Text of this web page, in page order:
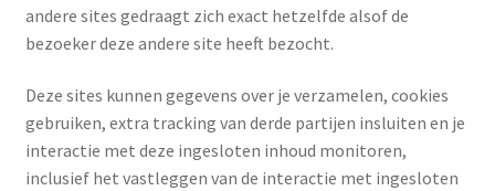
andere sites gedraagt zich exact hetzelfde alsof de
bezoeker deze andere site heeft bezocht.
Deze sites kunnen gegevens over je verzamelen, cookies
gebruiken, extra tracking van derde partijen insluiten en je
interactie met deze ingesloten inhoud monitoren,
inclusief het vastleggen van de interactie met ingesloten